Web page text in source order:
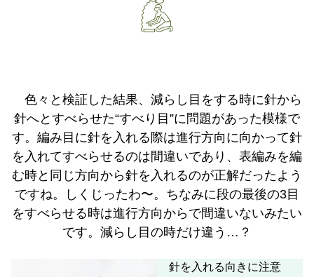
𓀇
色々と検証した結果、減らし目をする時に針から
針へとすべらせた“すべり目”に問題があった模様で
す。編み目に針を入れる際は進行方向に向かって針
を入れてすべらせるのは間違いであり、表編みを編
む時と同じ方向から針を入れるのが正解だったよう
ですね。しくじったわ〜。ちなみに段の最後の3目
をすべらせる時は進行方向からで間違いないみたい
です。減らし目の時だけ違う…？
針を入れる向きに注意